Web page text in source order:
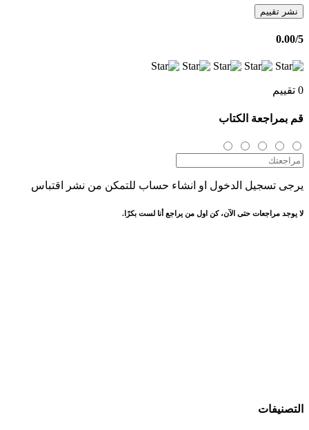
نشر تقييم
0.00/5
0 تقييم
قم بمراجعة الكتاب
يرجى تسجيل الدخول او انشاء حساب للتمكن من نشر اقتباس
لا يوجد مراجعات حتى الآن، كن اول من يراجع أنا لست بكرًا.
التصنيفات